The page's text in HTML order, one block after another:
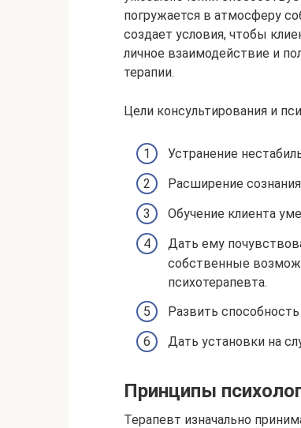
погружается в атмосферу
создает условия, чтобы
личное взаимодействие и
терапии.
Цели консультирования и
Устранение
Расширение
Обучение клиента
Дать ему
собственные
психотерапевта.
Развить
Дать установки на
Принципы
Терапевт изначально